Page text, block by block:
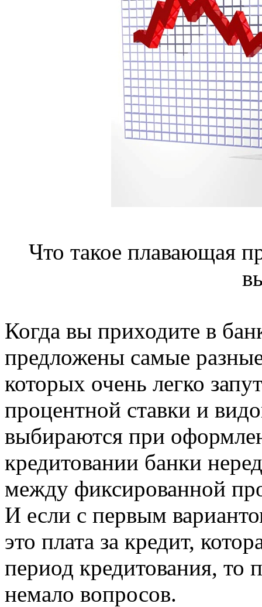
Что такое плавающая
Когда вы приходите в
предложены самые
которых очень легко
процентной ставки и
выбираются при
кредитовании банки
между фиксированной
И если с первым
это плата за кредит,
период кредитования, то
немало вопросов.